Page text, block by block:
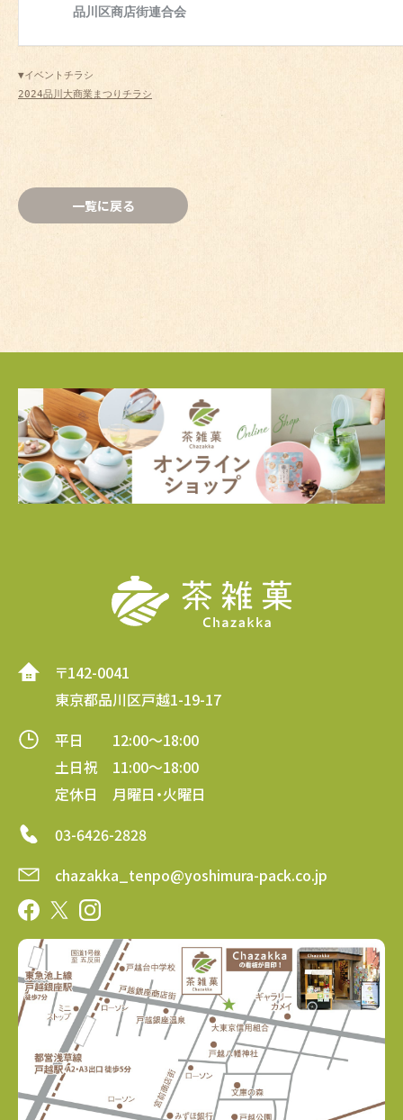
2024品川大商業まつりチラシ
一覧に戻る
〒142-0041
東京都品川区戸越1-19-17
平日 12:00～18:00
土日祝 11:00～18:00
定休日 月曜日・火曜日
03-6426-2828
chazakka_tenpo@yoshimura-pack.co.jp